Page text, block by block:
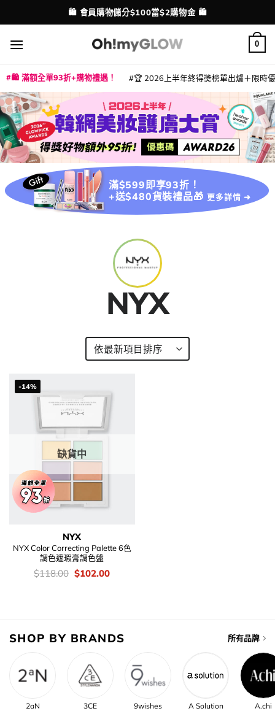
to
content
配送港澳
🛍️ 會員購物儲分$100當$2購物金 🛍️
0
🛍️ 滿額全單93折+購物禮遇！ 🏆 2026上半年終得奬榜單出爐＋限時
滿$599即享93折！
+送$480貨裝禮品🎁 更多詳情 ➜
NYX
-14%
缺貨中
NYX
NYX Color Correcting Palette 6色
調色遮瑕膏調色盤
價
$118.00 Original
$102.00Current
SHOP BY BRANDS 所有品牌
2aN 3CE 9wishes A Solution A.chi